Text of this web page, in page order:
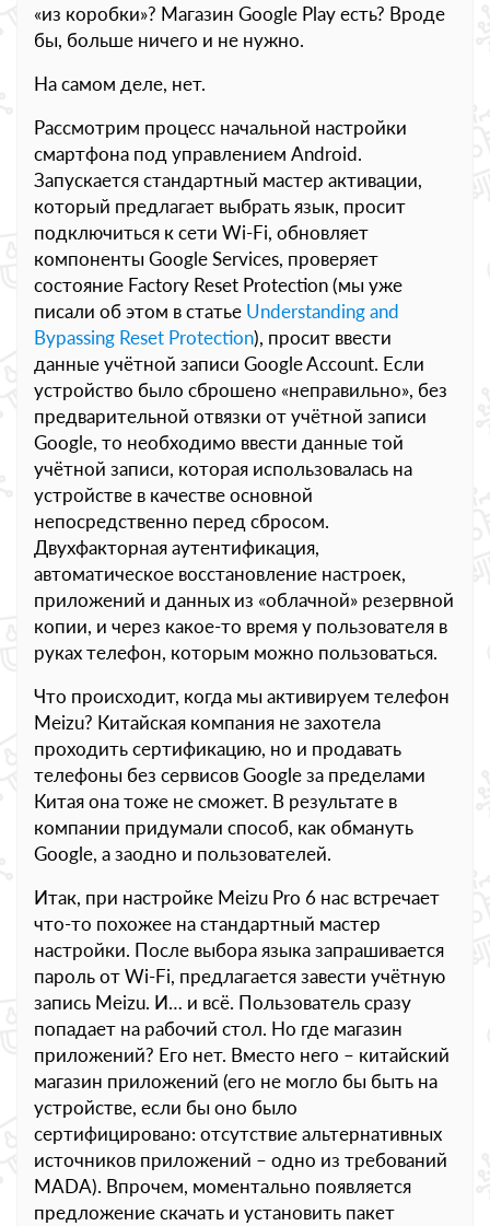
«из коробки»? Магазин Google Play есть? Вроде
бы, больше ничего и не нужно.
На самом деле, нет.
Рассмотрим процесс начальной настройки
смартфона под управлением Android.
Запускается стандартный мастер активации,
который предлагает выбрать язык, просит
подключиться к сети Wi-Fi, обновляет
компоненты Google Services, проверяет
состояние Factory Reset Protection (мы уже
писали об этом в статье Understanding and
Bypassing Reset Protection), просит ввести
данные учётной записи Google Account. Если
устройство было сброшено «неправильно», без
предварительной отвязки от учётной записи
Google, то необходимо ввести данные той
учётной записи, которая использовалась на
устройстве в качестве основной
непосредственно перед сбросом.
Двухфакторная аутентификация,
автоматическое восстановление настроек,
приложений и данных из «облачной» резервной
копии, и через какое-то время у пользователя в
руках телефон, которым можно пользоваться.
Что происходит, когда мы активируем телефон
Meizu? Китайская компания не захотела
проходить сертификацию, но и продавать
телефоны без сервисов Google за пределами
Китая она тоже не сможет. В результате в
компании придумали способ, как обмануть
Google, а заодно и пользователей.
Итак, при настройке Meizu Pro 6 нас встречает
что-то похожее на стандартный мастер
настройки. После выбора языка запрашивается
пароль от Wi-Fi, предлагается завести учётную
запись Meizu. И… и всё. Пользователь сразу
попадает на рабочий стол. Но где магазин
приложений? Его нет. Вместо него – китайский
магазин приложений (его не могло бы быть на
устройстве, если бы оно было
сертифицировано: отсутствие альтернативных
источников приложений – одно из требований
MADA). Впрочем, моментально появляется
предложение скачать и установить пакет